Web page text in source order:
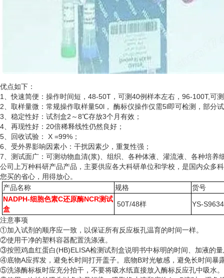
优点如下：
1、快速简便：操作时间短，48-50T，可测40例样本左右，96-100T,可
2、取样量微：常规操作取样量50l， 酶标仪操作仅需5l即可检测，部分
3、稳定性好：试剂盒2～8℃存放3个月有效；
4、再现性好：20倍稀释线性仍然良好；
5、回收试验： X =99%；
6、受外界影响因素小：干扰因素少，重复性强；
7、测试面广：可测动物血清(浆)、组织、各种体液、灌流液、各种培
公司上万种科研产品产品，主要供应各大科研单位和学校，是国内众多
您买的省心，用得放心。
产品名称
规格
货号
NADPH-细胞色素C还原酶NCR测试
盒
50T/48样
YS-
注意事项
①加入试剂的顺序应一致，以保证所有反应板孔温育的时间一样。
②使用干净的塑料容器配置洗涤液。
③按照鸡血红蛋白(HB)ELISA检测试剂盒说明书中标明的时间、加液的
④底物A应挥发，避免长时间打开盖子。底物B对光敏感，避免长时间暴
⑤洗涤酶标板时应充分拍干，不要将吸水纸直接放入酶标反应孔中吸水。